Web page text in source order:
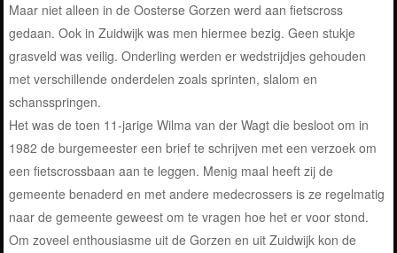
Maar niet alleen in de Oosterse Gorzen werd aan fietscross
gedaan. Ook in Zuidwijk was men hiermee bezig. Geen stukje
grasveld was veilig. Onderling werden er wedstrijdjes gehouden
met verschillende onderdelen zoals sprinten, slalom en
schansspringen.
Het was de toen 11-jarige Wilma van der Wagt die besloot om in
1982 de burgemeester een brief te schrijven met een verzoek om
een fietscrossbaan aan te leggen. Menig maal heeft zij de
gemeente benaderd en met andere medecrossers is ze regelmatig
naar de gemeente geweest om te vragen hoe het er voor stond.
Om zoveel enthousiasme uit de Gorzen en uit Zuidwijk kon de